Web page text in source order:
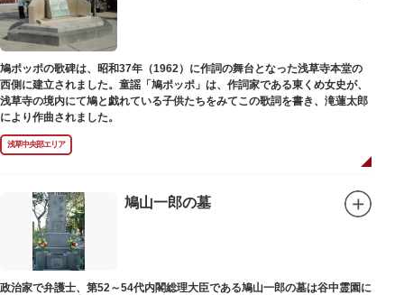
鳩ポッポの歌碑は、昭和37年（1962）に作詞の舞台となった浅草寺本堂の
西側に建立されました。童謡「鳩ポッポ」は、作詞家である東くめ女史が、
浅草寺の境内にて鳩と戯れている子供たちをみてこの歌詞を書き、滝蓮太郎
により作曲されました。
浅草中央部エリア
鳩山一郎の墓
政治家で弁護士、第52～54代内閣総理大臣である鳩山一郎の墓は谷中霊園に